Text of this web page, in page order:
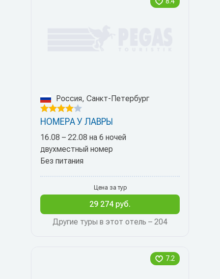
Россия, Санкт-Петербург
НОМЕРА У ЛАВРЫ
16.08 – 22.08 на 6 ночей
двухместный номер
Без питания
Другие туры в этот отель – 204
Цена за тур
29 274 руб.
7.2